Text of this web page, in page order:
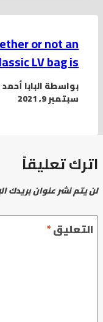
or not an
LV bag is
بواسطةالبابا
سبتمبر 9, 2021
اترك تعليقاً
لن يتم نشر عنوان بريدك
التعليق*